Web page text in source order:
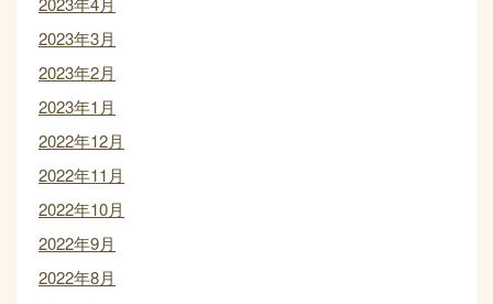
2023年3月
2023年2月
2023年1月
2022年12月
2022年11月
2022年10月
2022年9月
2022年8月